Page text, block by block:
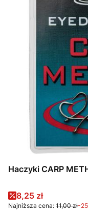
Haczyki CARP
Cena promocyjna
8,25 zł
Najniższa cena: 11,00 zł-